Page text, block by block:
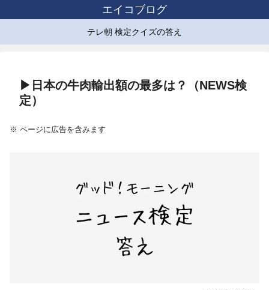
エイコブログ
テレ朝 検定クイズの答え
▶日本の牛肉輸出額の最多は？（NEWS検
定）
※ ページに広告を含みます